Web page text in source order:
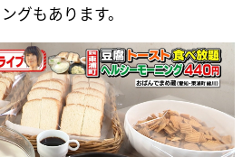
グもあります。